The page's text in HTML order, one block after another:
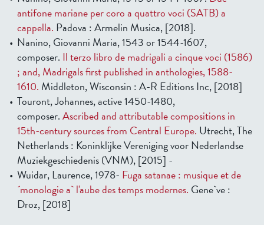
antifone mariane per coro a quattro voci (SATB) a
cappella. Padova : Armelin Musica, [2018].
Nanino, Giovanni Maria, 1543 or 1544-1607,
composer. Il terzo libro de madrigali a cinque voci (1586)
; and, Madrigals first published in anthologies, 1588-
1610. Middleton, Wisconsin : A-R Editions Inc, [2018]
Touront, Johannes, active 1450-1480,
composer.Ascribed and attributable compositions in
15th-century sources from Central Europe. Utrecht, The
Netherlands : Koninklijke Vereniging voor Nederlandse
Muziekgeschiedenis (VNM), [2015] -
Wuidar, Laurence, 1978- Fuga satanae : musique et de
´monologie a` l'aube des temps modernes. Gene`ve :
Droz, [2018]